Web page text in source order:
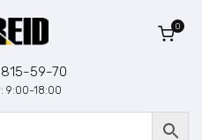
59-70
9:00-18:00
0